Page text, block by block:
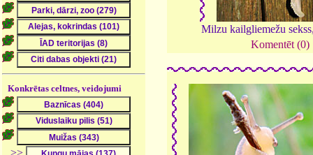
Konkrētas celtnes, veidojumi
Milzu kailgliemežu
Komentēt (0)